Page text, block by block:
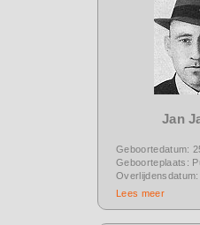
Jan
Geboortedatum:
Geboorteplaats:
Lees meer